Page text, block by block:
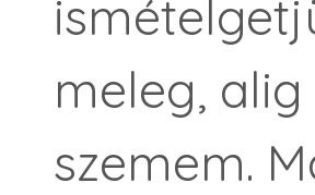
meleg,
szemem.